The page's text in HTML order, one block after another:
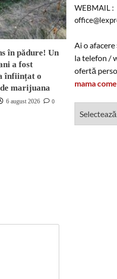
în pădure! Un
a fost
înființat o
marijuana
6 august 2026 0
WEBMAIL :
Ai o
la telefon /
ofertă
mama